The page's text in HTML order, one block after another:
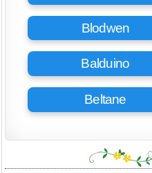
Blodwen
Balduino
Beltane